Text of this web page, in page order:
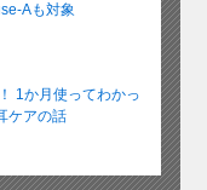
Aも対象
1か月使ってわかっ
ケアの話